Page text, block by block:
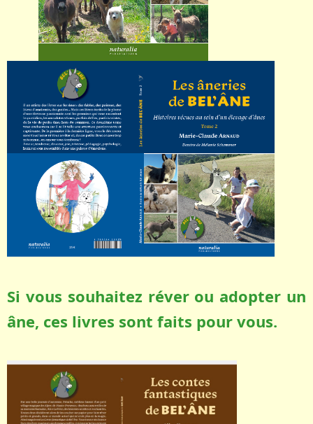
Si vous souhaitez réver ou adopter un
âne, ces livres sont faits pour vous.